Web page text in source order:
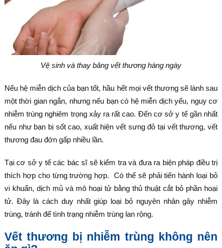
Vệ sinh và thay băng vết thương hàng ngày
Nếu hệ miễn dịch của bạn tốt, hầu hết mọi vết thương sẽ lành sau
một thời gian ngắn, nhưng nếu bạn có hệ miễn dịch yếu, nguy cơ
nhiễm trùng nghiêm trọng xảy ra rất cao. Đến cơ sở y tế gần nhất
nếu như bạn bị sốt cao, xuất hiện vết sưng đỏ tại vết thương, vết
thương đau đớn gấp nhiều lần.
Tại cơ sở y tế các bác sĩ sẽ kiểm tra và đưa ra biện pháp điều trị
thích hợp cho từng trường hợp. Có thể sẽ phải tiến hành loại bỏ
vi khuẩn, dịch mủ và mô hoại tử bằng thủ thuật cắt bỏ phần hoại
tử. Đây là cách duy nhất giúp loại bỏ nguyên nhân gây nhiễm
trùng, tránh để tình trạng nhiễm trùng lan rộng.
Vết thương bị nhiễm trùng không nên